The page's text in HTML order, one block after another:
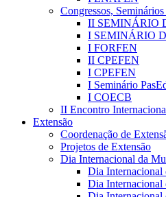
Congressos,
II SEMINÁRIO
I SEMINÁRIO
I FORFEN
II CPEFEN
I CPEFEN
I Seminário
I COECB
II Encontro
Extensão
Coordenação de
Projetos de Extensão
Dia Internacional da
Dia
Dia